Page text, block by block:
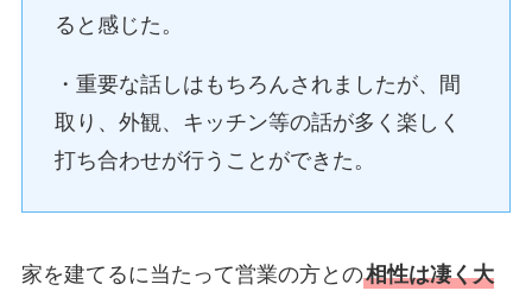
ると感じた。
・重要な話しはもちろんされましたが、間
取り、外観、キッチン等の話が多く楽しく
打ち合わせが行うことができた。
家を建てるに当たって営業の方との相性は凄く大